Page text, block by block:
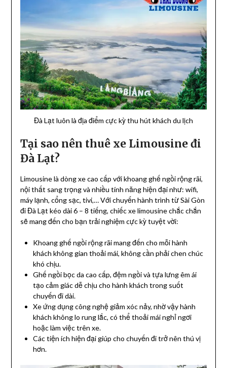
Đà Lạt luôn là địa điểm cực kỳ thu hút khách du lịch
Tại sao nên thuê xe Limousine đi
Đà Lạt?
Limousine là dòng xe cao cấp với khoang ghế ngồi rộng rãi,
nội thất sang trọng và nhiều tính năng hiện đại như: wifi,
máy lạnh, cổng sạc, tivi,… Với chuyến hành trình từ Sài Gòn
đi Đà Lạt kéo dài 6 – 8 tiếng, chiếc xe limousine chắc chắn
sẽ mang đến cho bạn trải nghiệm cực kỳ tuyệt vời:
Khoang ghế ngồi rộng rãi mang đến cho mỗi hành
khách không gian thoải mái, không cần phải chen chúc
khó chịu.
Ghế ngồi bọc da cao cấp, đệm ngồi và tựa lưng êm ái
tạo cảm giác dễ chịu cho hành khách trong suốt
chuyến đi dài.
Xe ứng dụng công nghệ giảm xóc nảy, nhờ vậy hành
khách không lo rung lắc, có thể thoải mái nghỉ ngơi
hoặc làm việc trên xe.
Các tiện ích hiện đại giúp cho chuyến đi trở nên thú vị
hơn.